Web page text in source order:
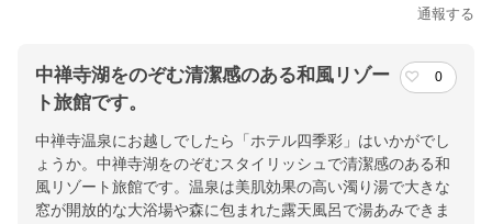
通報する
中禅寺湖をのぞむ清潔感のある和風リゾー
ト旅館です。
0
中禅寺温泉にお越しでしたら「ホテル四季彩」はいかがでし
ょうか。中禅寺湖をのぞむスタイリッシュで清潔感のある和
風リゾート旅館です。温泉は美肌効果の高い濁り湯で大きな
窓が開放的な大浴場や森に包まれた露天風呂で湯あみできま